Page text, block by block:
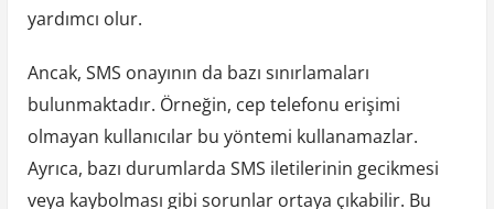
yardımcı olur.
Ancak, SMS onayının da bazı sınırlamaları
bulunmaktadır. Örneğin, cep telefonu erişimi
olmayan kullanıcılar bu yöntemi kullanamazlar.
Ayrıca, bazı durumlarda SMS iletilerinin gecikmesi
veya kaybolması gibi sorunlar ortaya çıkabilir. Bu